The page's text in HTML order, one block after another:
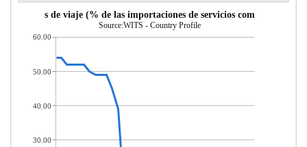
Servicios de viaje (% de las importaciones de servicios comerciales)
Source:WITS - Country Profile
60.00
50.00
40.00
30.00